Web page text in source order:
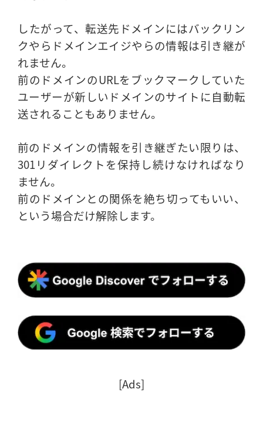
したがって、転送先ドメインにはバックリン
クやらドメインエイジやらの情報は引き継が
れません。
前のドメインのURLをブックマークしていた
ユーザーが新しいドメインのサイトに自動転
送されることもありません。
前のドメインの情報を引き継ぎたい限りは、
301リダイレクトを保持し続けなければなり
ません。
前のドメインとの関係を絶ち切ってもいい、
という場合だけ解除します。
[Ads]